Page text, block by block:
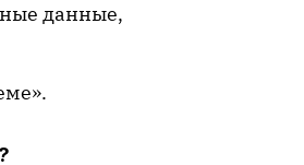
данные,